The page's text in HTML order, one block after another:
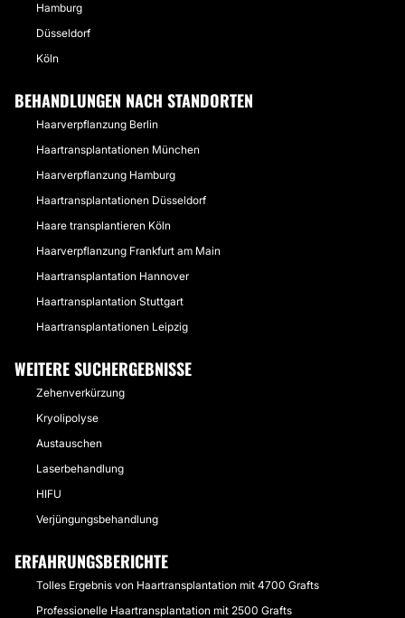
Hamburg
Düsseldorf
Köln
BEHANDLUNGEN NACH STANDORTEN
Haarverpflanzung Berlin
Haartransplantationen München
Haarverpflanzung Hamburg
Haartransplantationen Düsseldorf
Haare transplantieren Köln
Haarverpflanzung Frankfurt am Main
Haartransplantation Hannover
Haartransplantation Stuttgart
Haartransplantationen Leipzig
WEITERE SUCHERGEBNISSE
Zehenverkürzung
Kryolipolyse
Austauschen
Laserbehandlung
HIFU
Verjüngungsbehandlung
ERFAHRUNGSBERICHTE
Tolles Ergebnis von Haartransplantation mit 4700 Grafts
Professionelle Haartransplantation mit 2500 Grafts